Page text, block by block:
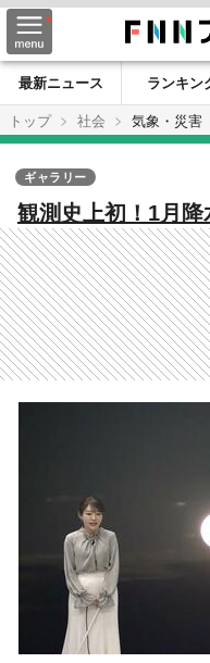
最新ニュース ランキン
トップ
社会 気象・災害
観測史上初！1月
市 しかし「まっ
ない」 雨の記録
士が解説
ギャラリー